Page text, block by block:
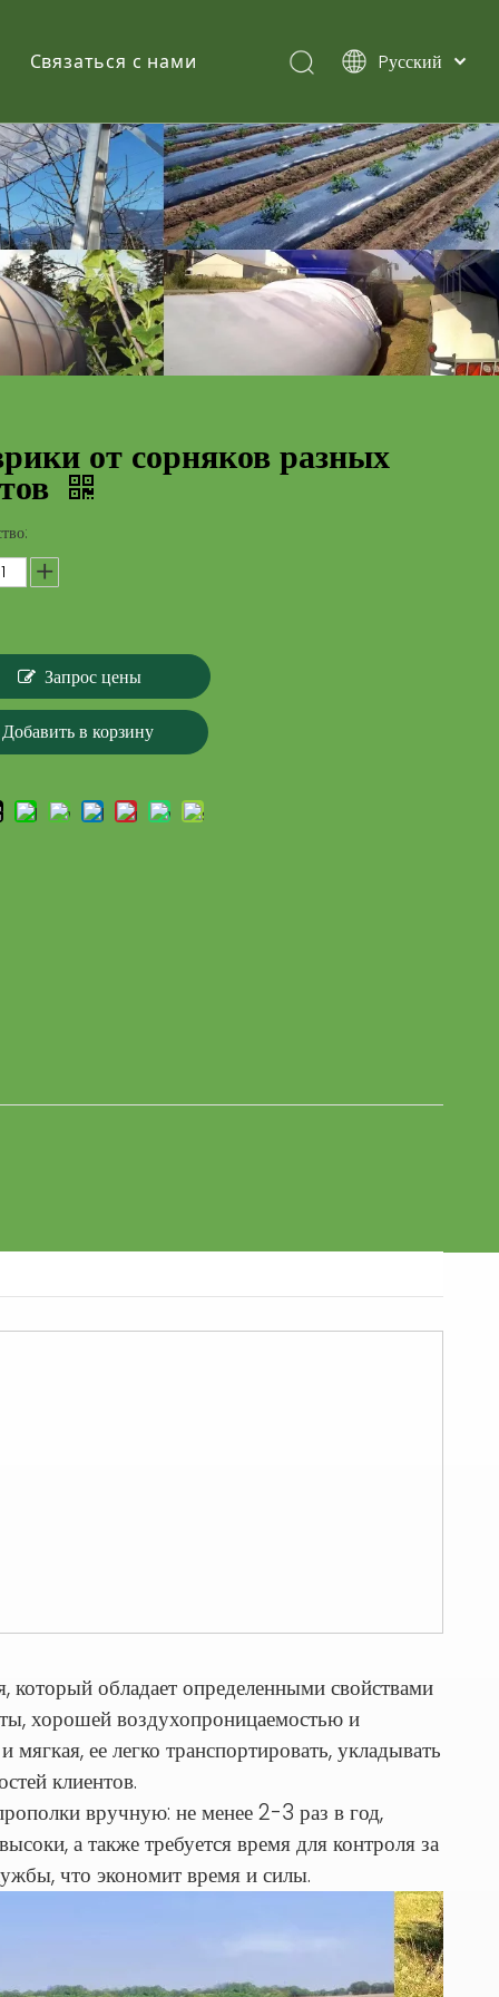
Связаться с нами
Pусский
简体中文
Español
от сорняков разных
Запрос цены
Добавить в корзину
который обладает определенными свойствами
хорошей воздухопроницаемостью и
ее легко транспортировать, укладывать
клиентов.
вручную: не менее 2-3 раз в год,
а также требуется время для контроля за
что экономит время и силы.